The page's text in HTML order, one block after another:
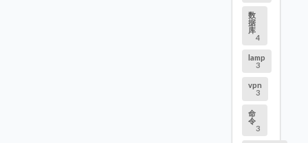
数
据
库
4
lamp
3
vpn
3
命
令
3